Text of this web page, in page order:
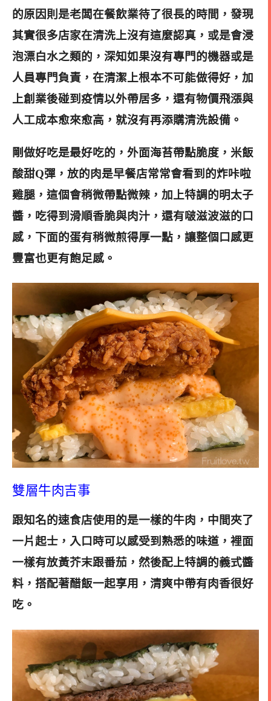
的原因則是老闆在餐飲業待了很長的時間，發現
其實很多店家在清洗上沒有這麼認真，或是會浸
泡漂白水之類的，深知如果沒有專門的機器或是
人員專門負責，在清潔上根本不可能做得好，加
上創業後碰到疫情以外帶居多，還有物價飛漲與
人工成本愈來愈高，就沒有再添購清洗設備。
剛做好吃是最好吃的，外面海苔帶點脆度，米飯
酸甜Q彈，放的肉是早餐店常常會看到的炸咔啦
雞腿，這個會稍微帶點微辣，加上特調的明太子
醬，吃得到滑順香脆與肉汁，還有啵滋波滋的口
感，下面的蛋有稍微煎得厚一點，讓整個口感更
豐富也更有飽足感。
雙層牛肉吉事
跟知名的速食店使用的是一樣的牛肉，中間夾了
一片起士，入口時可以感受到熟悉的味道，裡面
一樣有放黃芥末跟番茄，然後配上特調的義式醬
料，搭配著醋飯一起享用，清爽中帶有肉香很好
吃 。